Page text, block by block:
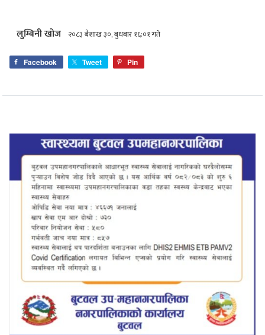
लुम्बिनी खोज २०८३ बैशाख ३०, बुधबार १६:०१ गते
Facebook Tweet Pin